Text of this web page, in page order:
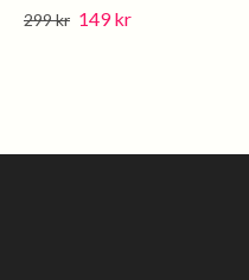
299 kr 149 kr